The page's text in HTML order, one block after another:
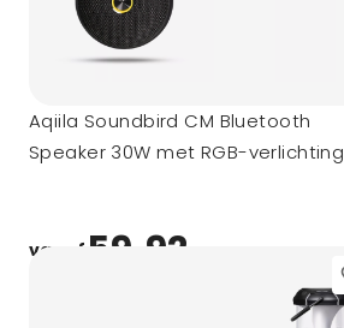
Aqiila Soundbird CM Bluetooth
Speaker 30W met RGB-verlichting
vanaf 59,92